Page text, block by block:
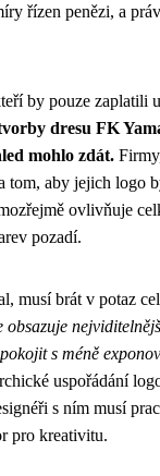
řízen penězi, a
by pouze zaplatili
dresu FK
mohlo zdát.
tom, aby jejich logo
ovlivňuje
pozadí.
musí brát v potaz
obsazuje
s méně
uspořádání
s ním musí
pro kreativitu.